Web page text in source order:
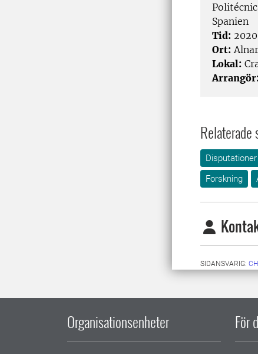
Spanien
Tid:
Ort:
Lokal:
Relaterade
Disputationer
Forskning
SIDANSVARIG:
Organisationsenheter För